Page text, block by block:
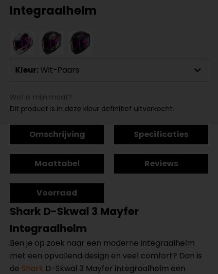
Integraalhelm
Kleur: Wit-Paars
Wat is mijn maat?
Dit product is in deze kleur definitief uitverkocht.
Omschrijving Specificaties
Maattabel Reviews
Voorraad
Shark D-Skwal 3 Mayfer
Integraalhelm
Ben je op zoek naar een moderne integraalhelm
met een opvallend design en veel comfort? Dan is
de Shark D-Skwal 3 Mayfer integraalhelm een